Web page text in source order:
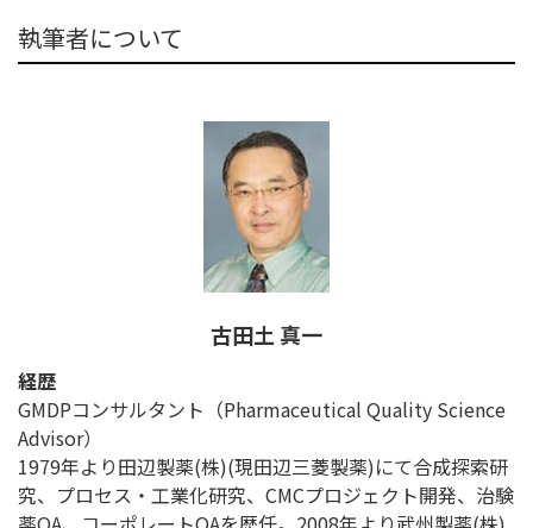
執筆者について
古田土 真一
経歴
GMDPコンサルタント（Pharmaceutical Quality Science
Advisor）
1979年より田辺製薬(株)(現田辺三菱製薬)にて合成探索研
究、プロセス・工業化研究、CMCプロジェクト開発、治験